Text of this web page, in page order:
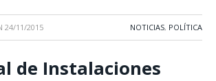
24/11/2015 NOTICIAS, POLÍTICA
de Instalaciones